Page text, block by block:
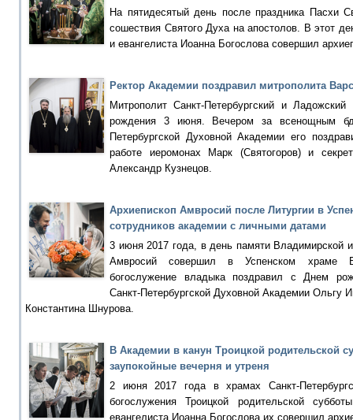
На пятидесятый день после праздника Пасхи
сошествия Святого Духа на апостолов. В этот
и евангелиста Иоанна Богослова совершил
Ректор Академии поздравил митрополита
Митрополит Санкт-Петербургский и
рождения 3 июня. Вечером за всенощным
Петербургской Духовной Академии его
работе иеромонах Марк (Святогоров) и
Александр Кузнецов.
Архиепископ Амвросий после Литургии в
сотрудников академии с личными датами
3 июня 2017 года, в день памяти Владимирской
Амвросий совершил в Успенском храме
богослужение владыка поздравил с Днем
Санкт-Петербургской Духовной Академии Ольгу
Константина Шнурова.
В Академии в канун Троицкой родительской
заупокойные вечерня и утреня
2 июня 2017 года в храмах Санкт-
богослужения Троицкой родительской
евангелиста Иоанна Богослова их совершил